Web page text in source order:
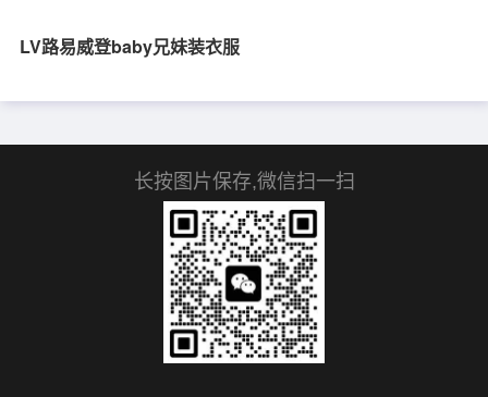
LV路易威登baby兄妹装衣服
长按图片保存,微信扫一扫